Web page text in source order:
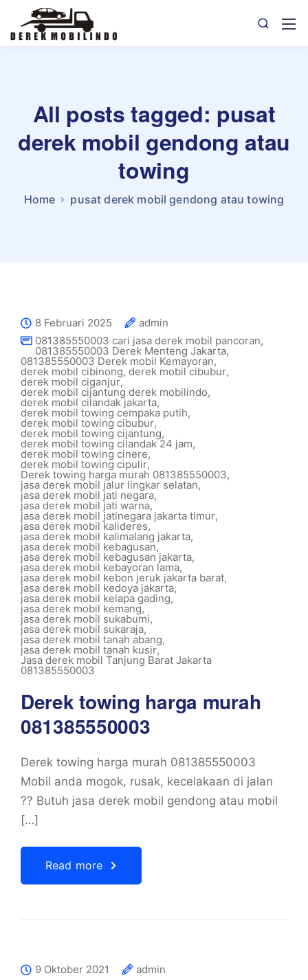
All posts tagged: pusat
derek mobil gendong atau
towing
Home pusat derek mobil gendong atau towing
8 Februari 2025
admin
081385550003 cari jasa derek mobil pancoran,
081385550003 Derek Menteng Jakarta,
081385550003 Derek mobil Kemayoran,
derek mobil cibinong, derek mobil cibubur,
derek mobil ciganjur,
derek mobil cijantung derek mobilindo,
derek mobil cilandak jakarta,
derek mobil towing cempaka putih,
derek mobil towing cibubur,
derek mobil towing cijantung,
derek mobil towing cilandak 24 jam,
derek mobil towing cinere,
derek mobil towing cipulir,
Derek towing harga murah 081385550003,
jasa derek mobil jalur lingkar selatan,
jasa derek mobil jati negara,
jasa derek mobil jati warna,
jasa derek mobil jatinegara jakarta timur,
jasa derek mobil kalideres,
jasa derek mobil kalimalang jakarta,
jasa derek mobil kebagusan,
jasa derek mobil kebagusan jakarta,
jasa derek mobil kebayoran lama,
jasa derek mobil kebon jeruk jakarta barat,
jasa derek mobil kedoya jakarta,
jasa derek mobil kelapa gading,
jasa derek mobil kemang,
jasa derek mobil sukabumi,
jasa derek mobil sukaraja,
jasa derek mobil tanah abang,
jasa derek mobil tanah kusir,
Jasa derek mobil Tanjung Barat Jakarta
081385550003
Derek towing harga murah
081385550003
Derek towing harga murah 081385550003
Mobil anda mogok, rusak, kecelakaan di jalan
?? Butuh jasa derek mobil gendong atau mobil
[…]
Read more
9 Oktober 2021
admin